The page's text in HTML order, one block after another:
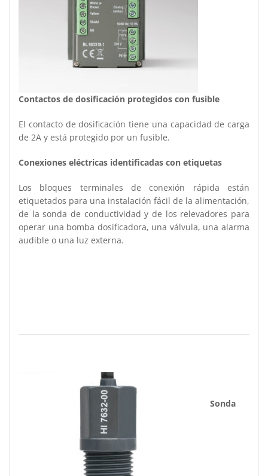
Contactos de dosificación protegidos con fusible
El contacto de dosificación tiene una capacidad de carga
de 2A y está protegido por un fusible.
Conexiones eléctricas identificadas con etiquetas
Los bloques terminales de conexión rápida están
etiquetados para una instalación fácil de la alimentación,
de la sonda de conductividad y de los relevadores para
operar una bomba dosificadora, una válvula, una alarma
audible o una luz externa.
Sonda